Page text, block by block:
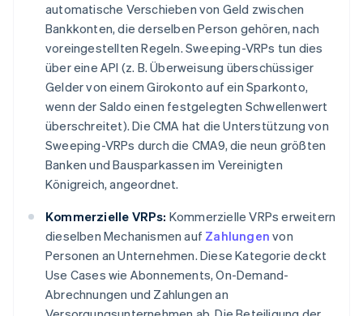
automatische Verschieben von Geld zwischen
Bankkonten, die derselben Person gehören, nach
voreingestellten Regeln. Sweeping-VRPs tun dies
über eine API (z. B. Überweisung überschüssiger
Gelder von einem Girokonto auf ein Sparkonto,
wenn der Saldo einen festgelegten Schwellenwert
überschreitet). Die CMA hat die Unterstützung von
Sweeping-VRPs durch die CMA9, die neun größten
Banken und Bausparkassen im Vereinigten
Königreich, angeordnet.
Kommerzielle VRPs: Kommerzielle VRPs erweitern
dieselben Mechanismen auf Zahlungen von
Personen an Unternehmen. Diese Kategorie deckt
Use Cases wie Abonnements, On-Demand-
Abrechnungen und Zahlungen an